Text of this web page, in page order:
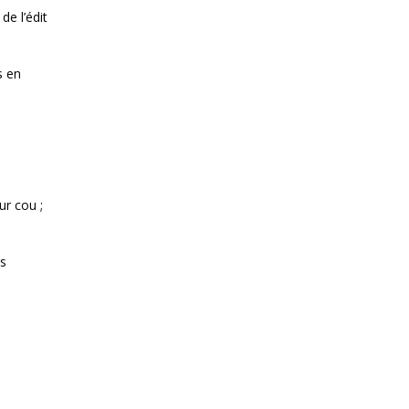
l’édit
en
cou ;